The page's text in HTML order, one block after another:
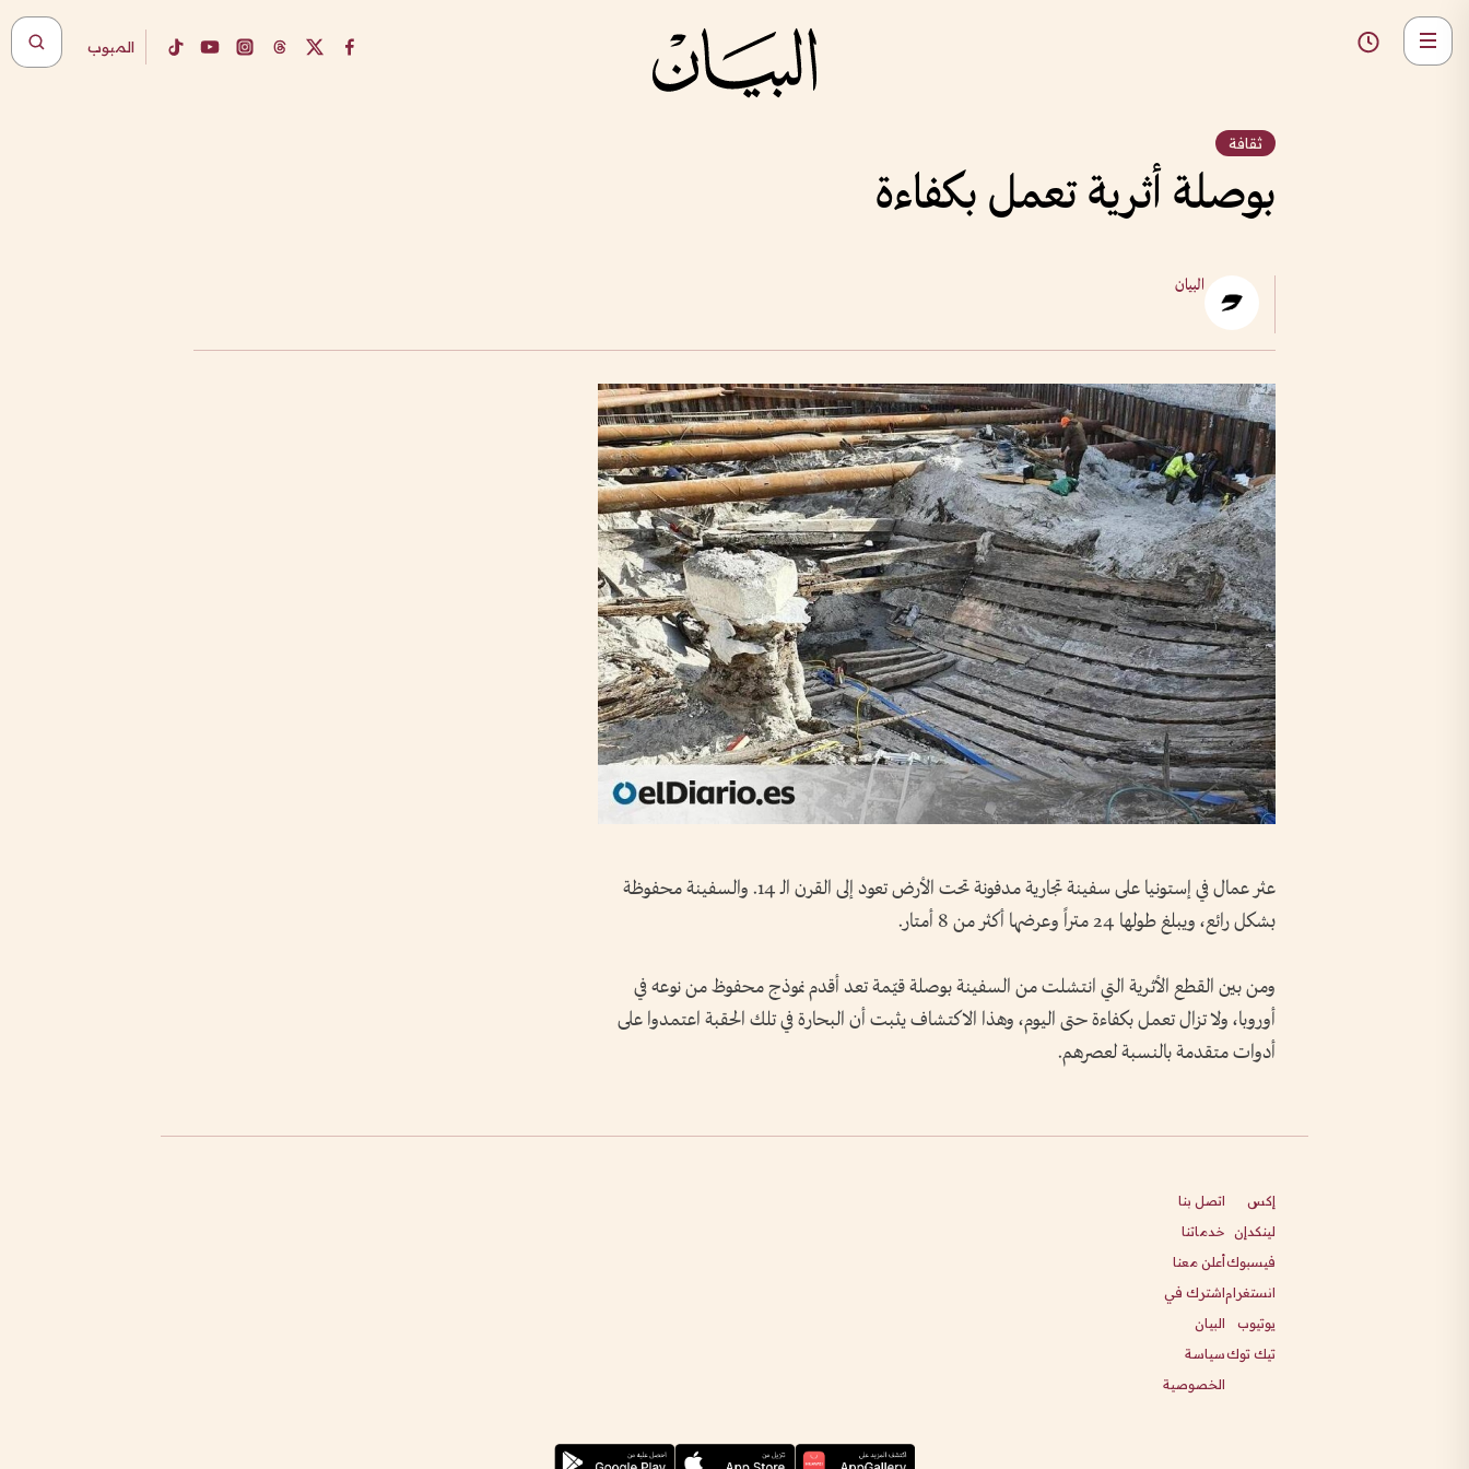
المبوب
ثقافة
بوصلة أثرية تعمل بكفاءة
البيان
عثر عمال في إستونيا على سفينة تجارية مدفونة تحت الأرض تعود إلى القرن الـ 14. والسفينة محفوظة
بشكل رائع، ويبلغ طولها 24 متراً وعرضها أكثر من 8 أمتار.
ومن بين القطع الأثرية التي انتشلت من السفينة بوصلة قيّمة تعد أقدم نموذج محفوظ من نوعه في
أوروبا، ولا تزال تعمل بكفاءة حتى اليوم، وهذا الاكتشاف يثبت أن البحارة في تلك الحقبة اعتمدوا على
أدوات متقدمة بالنسبة لعصرهم.
إكس
لينكدإن
فيسبوك
انستغرام
يوتيوب
تيك توك
اتصل بنا
خدماتنا
أعلن معنا
اشترك في
البيان
سياسة
الخصوصية